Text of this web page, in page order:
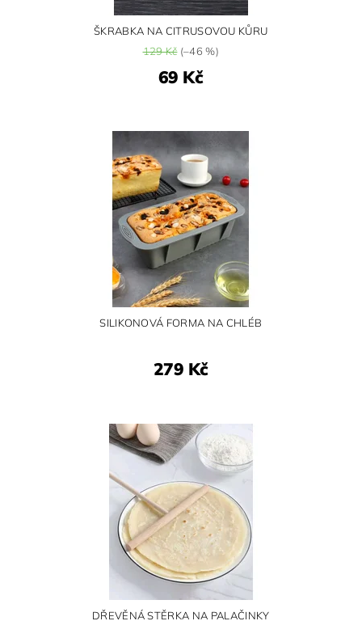
ŠKRABKA NA CITRUSOVOU KŮRU
129 Kč(–46 %)
69 Kč
SILIKONOVÁ FORMA NA CHLÉB
279 Kč
DŘEVĚNÁ STĚRKA NA PALAČINKY